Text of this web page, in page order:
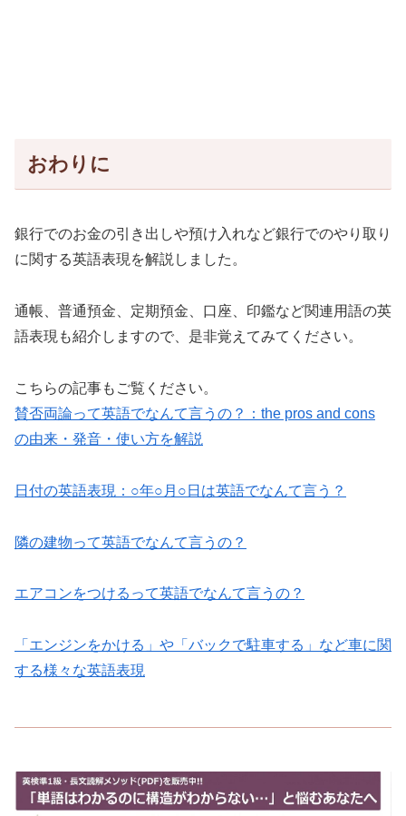
おわりに
銀行でのお金の引き出しや預け入れなど銀行でのやり取り
に関する英語表現を解説しました。
通帳、普通預金、定期預金、口座、印鑑など関連用語の英
語表現も紹介しますので、是非覚えてみてください。
こちらの記事もご覧ください。
賛否両論って英語でなんて言うの？：the pros and cons
の由来・発音・使い方を解説
日付の英語表現：○年○月○日は英語でなんて言う？
隣の建物って英語でなんて言うの？
エアコンをつけるって英語でなんて言うの？
「エンジンをかける」や「バックで駐車する」など車に関
する様々な英語表現